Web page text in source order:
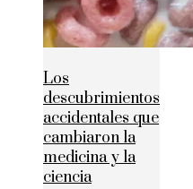
Los
descubrimientos
accidentales que
cambiaron la
medicina y la
ciencia